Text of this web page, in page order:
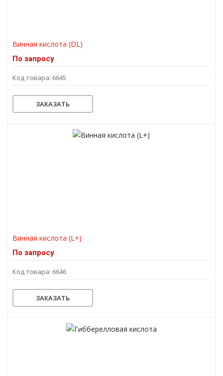
Винная кислота (DL)
По запросу
Код товара: 6645
ЗАКАЗАТЬ
Винная кислота (L+)
По запросу
Код товара: 6646
ЗАКАЗАТЬ